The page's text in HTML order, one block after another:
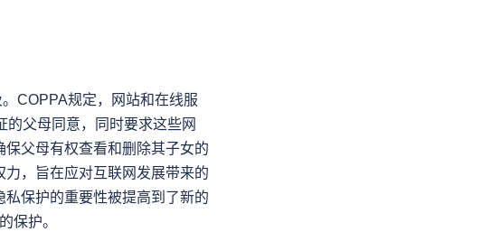
COPPA规定，网站和在线服
父母同意，同时要求这些网
父母有权查看和删除其子女的
，旨在应对互联网发展带来的
保护的重要性被提高到了新的
保护。